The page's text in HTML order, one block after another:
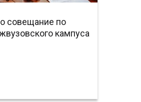
совещание по
кампуса